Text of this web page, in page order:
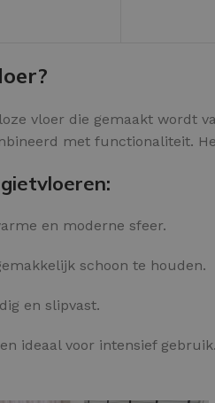
vloer die gemaakt wordt
met functionaliteit.
en moderne sfeer.
schoon te houden.
en slipvast.
ideaal voor intensief gebruik.